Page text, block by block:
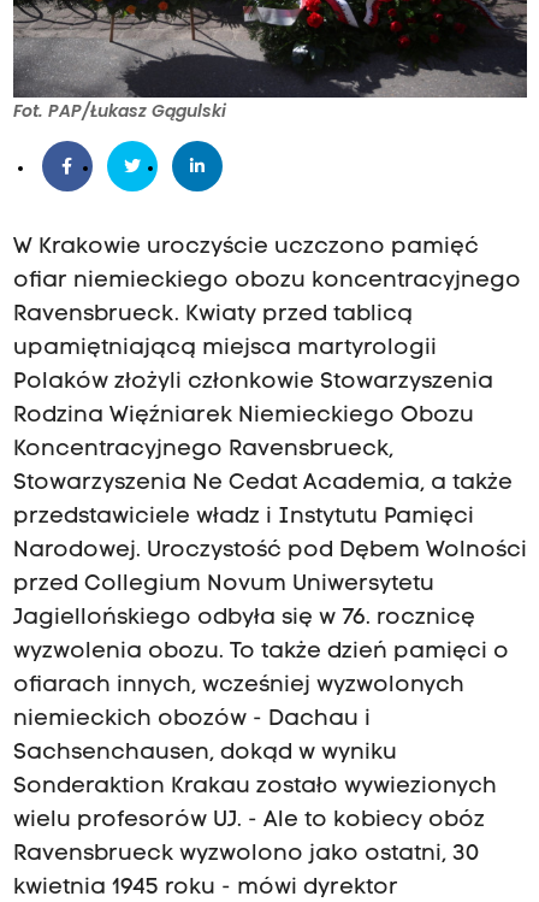
Fot. PAP/Łukasz Gągulski
W Krakowie uroczyście uczczono pamięć
ofiar niemieckiego obozu koncentracyjnego
Ravensbrueck. Kwiaty przed tablicą
upamiętniającą miejsca martyrologii
Polaków złożyli członkowie Stowarzyszenia
Rodzina Więźniarek Niemieckiego Obozu
Koncentracyjnego Ravensbrueck,
Stowarzyszenia Ne Cedat Academia, a także
przedstawiciele władz i Instytutu Pamięci
Narodowej. Uroczystość pod Dębem Wolności
przed Collegium Novum Uniwersytetu
Jagiellońskiego odbyła się w 76. rocznicę
wyzwolenia obozu. To także dzień pamięci o
ofiarach innych, wcześniej wyzwolonych
niemieckich obozów - Dachau i
Sachsenchausen, dokąd w wyniku
Sonderaktion Krakau zostało wywiezionych
wielu profesorów UJ. - Ale to kobiecy obóz
Ravensbrueck wyzwolono jako ostatni, 30
kwietnia 1945 roku - mówi dyrektor